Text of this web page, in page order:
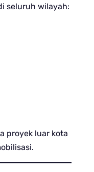
seluruh wilayah:
proyek luar kota